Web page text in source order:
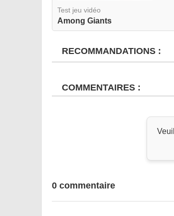
Test jeu vidéo
Among Giants
RECOMMANDATIONS :
COMMENTAIRES :
0 commentaire